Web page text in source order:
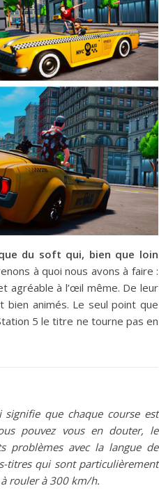
du soft qui, bien que loin
à quoi nous avons à faire :
agréable à l’œil même. De leur
animés. Le seul point que
5 le titre ne tourne pas en
que chaque course est
pouvez vous en douter, le
problèmes avec la langue de
titres qui sont particulièrement
rouler à 300 km/h.